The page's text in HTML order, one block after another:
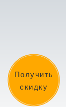
Получить
скидку